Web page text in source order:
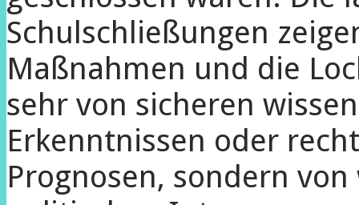
Schulschließungen
Maßnahmen und die
sehr von sicheren
Erkenntnissen oder
Prognosen, sondern